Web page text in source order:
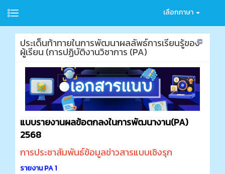
เลือกภาษา
ประเด็นท้าทายในการพัฒนาผลลัพธ์การเรียนรู้ของ
ผู้เรียน (การปฏิบัติงานวิชาการ (PA)
แบบรายงานผลข้อตกลงในการพัฒนางาน(PA)
2568
การประชาสัมพันธ์ข้อมูลข่าวสารแบบเชิงรุก
รายงาน PA 1